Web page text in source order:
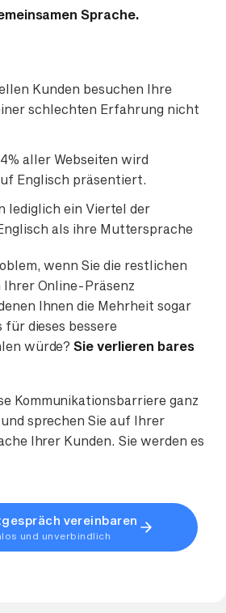
Sprache.
Kunden besuchen Ihre
schlechten Erfahrung nicht
aller Webseiten wird
Englisch präsentiert.
lediglich ein Viertel der
als ihre Muttersprache
wenn Sie die restlichen
Ihrer Online-Präsenz
Ihnen die Mehrheit sogar
für dieses bessere
würde?Sie verlieren bares
Kommunikationsbarriere ganz
und sprechen Sie auf Ihrer
Ihrer Kunden. Sie werden es
vereinbaren
und unverbindlich